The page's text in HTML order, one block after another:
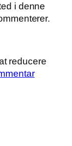
i denne
reducere